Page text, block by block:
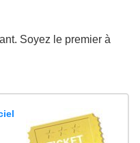
Soyez le premier à